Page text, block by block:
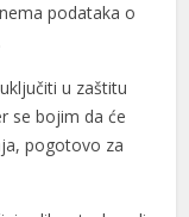
podataka o
u zaštitu
se bojim da će
pogotovo za